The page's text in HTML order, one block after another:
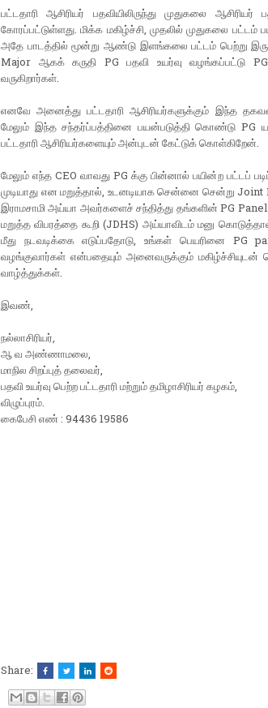
பட்டதாரி ஆசிரியர் பதவியிலிருந்து முதுகலை
கோரப்பட்டுள்ளது. மிக்க மகிழ்ச்சி, முதலில் முதுகலை பட்டம்
அதே பாடத்தில் மூன்று ஆண்டு இளங்கலை பட்டம் பெற்று
Major ஆகக் கருதி PG பதவி உயர்வு வழங்கப்பட்டு
வருகிறார்கள்.
எனவே அனைத்து பட்டதாரி ஆசிரியர்களுக்கும் இந்த
மேலும் இந்த சந்தர்ப்பத்தினை பயன்படுத்தி கொண்டு PG
பட்டதாரி ஆசிரியர்களையும் அன்புடன் கேட்டுக் கொள்கிறேன்.
மேலும் எந்த CEO வாவது PG க்கு பின்னால் பயின்ற பட்டப்
முடியாது என மறுத்தால், உடனடியாக சென்னை சென்று Joint
இராமசாமி அய்யா அவர்களைச் சந்தித்து தங்களின் PG
மறுத்த விபரத்தை கூறி (JDHS) அய்யாவிடம் மனு
மீது நடவடிக்கை எடுப்பதோடு, உங்கள் பெயரினை PG
வழங்குவார்கள் என்பதையும் அனைவருக்கும்
வாழ்த்துக்கள்.
இவண்,
நல்லாசிரியர்,
ஆ வ அண்ணாமலை,
மாநில சிறப்புத் தலைவர்,
பதவி உயர்வு பெற்ற பட்டதாரி மற்றும் தமிழாசிரியர் கழகம்,
விழுப்புரம்.
கைபேசி எண் : 94436 19586
Share: